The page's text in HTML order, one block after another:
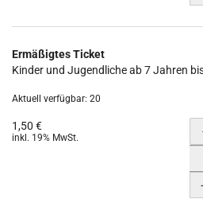
Ermäßigtes Ticket
Kinder und Jugendliche ab 7 Jahren
Aktuell verfügbar: 20
1,50 €
inkl. 19% MwSt.